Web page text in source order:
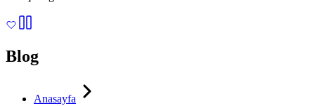
Blog
Anasayfa